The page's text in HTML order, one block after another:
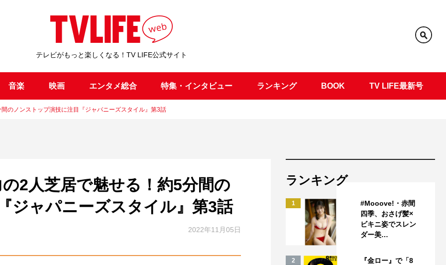
テレビがもっと楽しくなる！TV LIFE公式サイト
音楽 映画 エンタメ総合 特集・インタビュー ランキング BOOK TV LIFE最新号
のノンストップ演技に注目『ジャパニーズスタイル』第3話
2人芝居で魅せる！約5分間の
ジャパニーズスタイル』第3話
2022年11月05日
ランキング
1
#Mooove!・赤間
四季、おさげ髪×
ビキニ姿でスレン
ダー美…
2
『金ロー』で「8